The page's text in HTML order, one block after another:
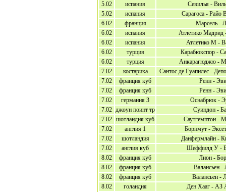
5.02
испания
Севилья -
5.02
испания
Сарагоса - Райо
6.02
франция
Марсель -
6.02
испания
Атлетико Мадрид
6.02
испания
Атлетико М -
6.02
турция
Карабюкспор -
6.02
турция
Анкарагюджю -
7.02
костарика
Сантос де Гуапилес -
7.02
франция куб
Ренн -
7.02
франция куб
Ренн -
7.02
германия 3
Оснабрюк -
7.02 джоун поинт тр
Суиндон -
7.02
шотландия куб
Саутгемптон -
7.02
англия 1
Борнмут -
7.02
шотландия
Данфермлайн -
7.02
англия куб
Шеффилд У -
8.02
франция куб
Лион -
8.02
франция куб
Валансьен -
8.02
франция куб
Валансьен -
8.02
голандия
Ден Хааг - АЗ